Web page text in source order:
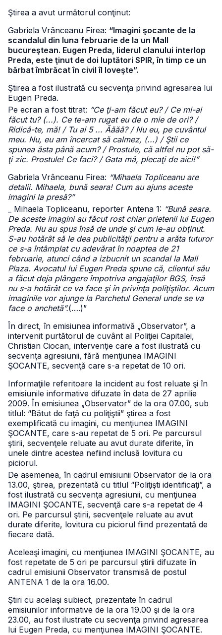
Ştirea a avut următorul conţinut:
Gabriela Vrânceanu Firea: “Imagini şocante de la
scandalul din luna februarie de la un Mall
bucureştean. Eugen Preda, liderul clanului interlop
Preda, este ţinut de doi luptători SPIR, în timp ce un
bărbat îmbrăcat în civil îl loveşte”.
Ştirea a fost ilustrată cu secvenţa privind agresarea lui
Eugen Preda.
Pe ecran a fost titrat: “Ce ţi-am făcut eu? / Ce mi-ai
făcut tu? (...). Ce te-am rugat eu de o mie de ori? /
Ridică-te, mă! / Tu ai 5 ... Ăăăă? / Nu eu, pe cuvântul
meu. Nu, eu am încercat să calmez, (...) / Ştii ce
spunea ăsta până acum? / Prostule, că altfel nu pot să-
ţi zic. Prostule! Ce faci? / Gata mă, plecaţi de aici!”
Gabriela Vrânceanu Firea: “Mihaela Topliceanu are
detalii. Mihaela, bună seara! Cum au ajuns aceste
imagini la presă?”
_ Mihaela Topliceanu, reporter Antena 1: “Bună seara.
De aceste imagini au făcut rost chiar prietenii lui Eugen
Preda. Nu au spus însă de unde şi cum le-au obţinut.
S-au hotărât să le dea publicităţii pentru a arăta tuturor
ce s-a întâmplat cu adevărat în noaptea de 21
februarie, atunci când a izbucnit un scandal la Mall
Plaza. Avocatul lui Eugen Preda spune că, clientul său
a făcut deja plângere împotriva angajaţilor BGS, însă
nu s-a hotărât ce va face şi în privinţa poliţiştilor. Acum
imaginile vor ajunge la Parchetul General unde se va
face o anchetă”.(….)”
În direct, în emisiunea informativă „Observator”, a
intervenit purtătorul de cuvânt al Poliţiei Capitalei,
Christian Ciocan, intervenţie care a fost ilustrată cu
secvenţa agresiunii, fără menţiunea IMAGINI
ŞOCANTE, secvenţă care s-a repetat de 10 ori.
Informaţiile referitoare la incident au fost reluate şi în
emisiunile informative difuzate în data de 27 aprilie
2009. În emisiunea „Observator” de la ora 07.00, sub
titlul: “Bătut de faţă cu poliţiştii” ştirea a fost
exemplificată cu imagini, cu menţiunea IMAGINI
ŞOCANTE, care s-au repetat de 5 ori. Pe parcursul
ştirii, secvenţele reluate au avut durate diferite, în
unele dintre acestea nefiind inclusă lovitura cu
piciorul.
De asemenea, în cadrul emisiunii Observator de la ora
13.00, ştirea, prezentată cu titlul “Poliţişti identificaţi”, a
fost ilustrată cu secvenţa agresiunii, cu menţiunea
IMAGINI ŞOCANTE, secvenţă care s-a repetat de 4
ori. Pe parcursul ştirii, secvenţele reluate au avut
durate diferite, lovitura cu piciorul fiind prezentată de
fiecare dată.
Aceleaşi imagini, cu menţiunea IMAGINI ŞOCANTE, au
fost repetate de 5 ori pe parcursul ştirii difuzate în
cadrul emisiunii Observator transmisă de postul
ANTENA 1 de la ora 16.00.
Ştiri cu acelaşi subiect, prezentate în cadrul
emisiunilor informative de la ora 19.00 şi de la ora
23.00, au fost ilustrate cu secvenţa privind agresarea
lui Eugen Preda, cu menţiunea IMAGINI ŞOCANTE.